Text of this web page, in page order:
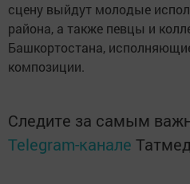
сцену выйдут молодые
района, а также певцы и
Башкортостана,
композиции.
Следите за самым
Telegram-канале